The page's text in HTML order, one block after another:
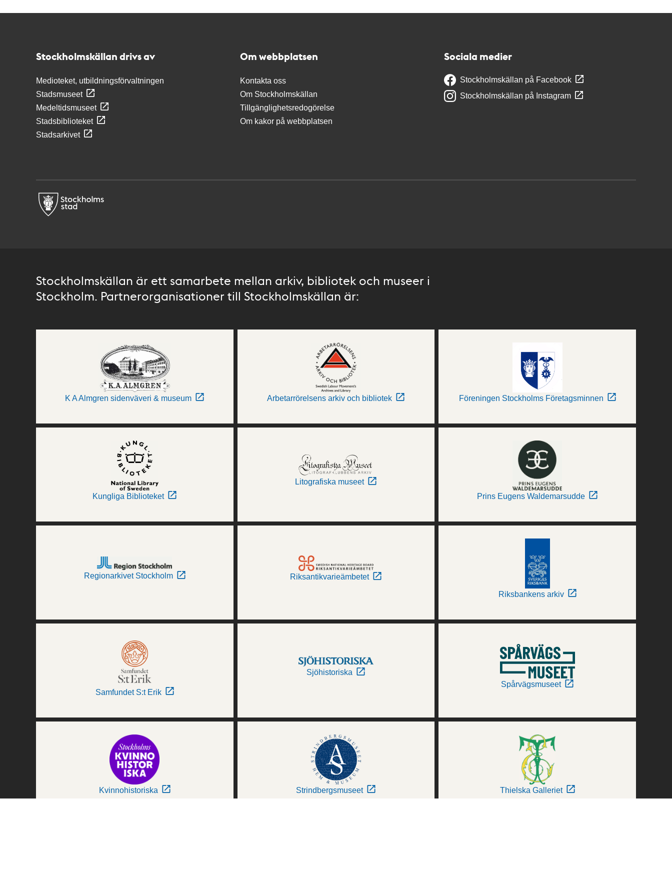
Stockholmskällan drivs av
Medioteket, utbildningsförvaltningen
Stadsmuseet
Medeltidsmuseet
Stadsbiblioteket
Stadsarkivet
Om webbplatsen
Kontakta oss
Om Stockholmskällan
Tillgänglighetsredogörelse
Om kakor på webbplatsen
Sociala medier
Stockholmskällan på Facebook
Stockholmskällan på Instagram
Stockholmskällan är ett samarbete mellan arkiv, bibliotek och museer i
Stockholm. Partnerorganisationer till Stockholmskällan är:
K A Almgren sidenväveri & museum Arbetarrörelsens arkiv och bibliotek Föreningen Stockholms Företagsminnen
Kungliga Biblioteket
Litografiska museet
Prins Eugens Waldemarsudde
Regionarkivet Stockholm Riksantikvarieämbetet
Riksbankens arkiv
Samfundet S:t Erik
Sjöhistoriska
Spårvägsmuseet
Kvinnohistoriska Strindbergsmuseet Thielska Galleriet